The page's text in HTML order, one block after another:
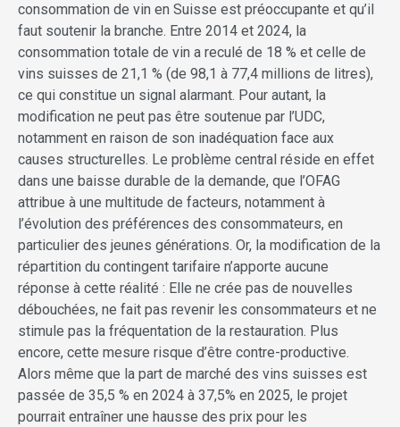
consommation de vin en Suisse est préoccupante et qu’il
faut soutenir la branche. Entre 2014 et 2024, la
consommation totale de vin a reculé de 18 % et celle de
vins suisses de 21,1 % (de 98,1 à 77,4 millions de litres),
ce qui constitue un signal alarmant. Pour autant, la
modification ne peut pas être soutenue par l’UDC,
notamment en raison de son inadéquation face aux
causes structurelles. Le problème central réside en effet
dans une baisse durable de la demande, que l’OFAG
attribue à une multitude de facteurs, notamment à
l’évolution des préférences des consommateurs, en
particulier des jeunes générations. Or, la modification de la
répartition du contingent tarifaire n’apporte aucune
réponse à cette réalité : Elle ne crée pas de nouvelles
débouchées, ne fait pas revenir les consommateurs et ne
stimule pas la fréquentation de la restauration. Plus
encore, cette mesure risque d’être contre-productive.
Alors même que la part de marché des vins suisses est
passée de 35,5 % en 2024 à 37,5% en 2025, le projet
pourrait entraîner une hausse des prix pour les